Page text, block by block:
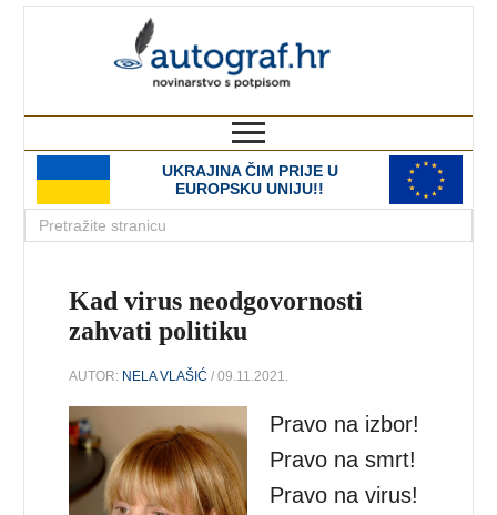
UKRAJINA ČIM PRIJE U
EUROPSKU UNIJU!!
Kad virus neodgovornosti
zahvati politiku
AUTOR: NELA VLAŠIĆ / 09.11.2021.
Pravo na izbor!
Pravo na smrt!
Pravo na virus!